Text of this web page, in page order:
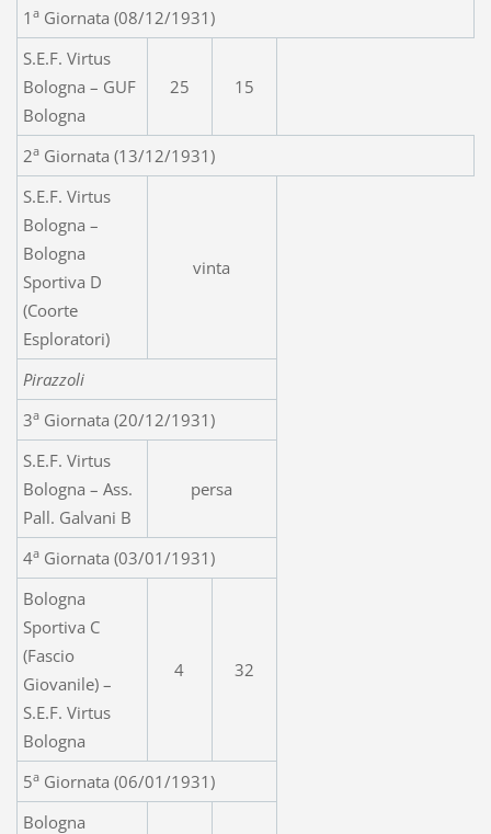
1 aGiornata (08/12/1931)
S.E.F. Virtus
Bologna – GUF
Bologna
25 15
2aGiornata (13/12/1931)
S.E.F. Virtus
Bologna –
Bologna
Sportiva D
(Coorte
Esploratori)
vinta
Pirazzoli
3aGiornata (20/12/1931)
S.E.F. Virtus
Bologna – Ass.
Pall. Galvani B
persa
4aGiornata (03/01/1931)
Bologna
Sportiva C
(Fascio
Giovanile) –
S.E.F. Virtus
Bologna
4 32
5aGiornata (06/01/1931)
Bologna